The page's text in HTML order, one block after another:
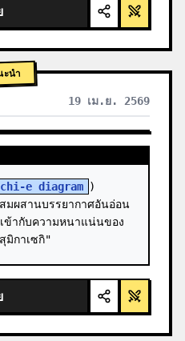
เฉดสีม่วงและน้ำเงิน
นำ
19 เม.ย. 2569
กโมเดลอื่น
e diagram )
มผสานบรรยากาศอันอ่อน
ากับความหนาแน่นของ
มิกาเซกิ"